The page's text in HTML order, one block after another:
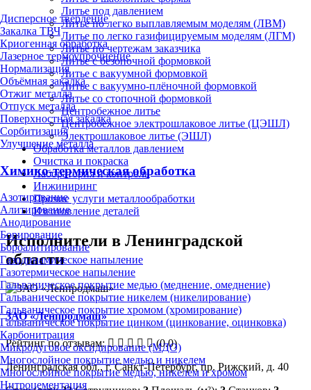
Дисперсное твердение
Закалка ТВЧ
Криогенная обработка
Лазерное термоупрочнение
Нормализация
Объёмная закалка
Отжиг металла
Отпуск металла
Поверхностная закалка
Сорбитизация
Улучшение металла
Химико-термическая обработка
Азотирование
Алитирование
Анодирование
Борирование
Бороалитирование
Газодинамическое напыление
Газотермическое напыление
Гальваническое покрытие медью (меднение, омеднение)
Гальваническое покрытие никелем (никелирование)
Гальваническое покрытие хромом (хромирование)
Гальваническое покрытие цинком (цинкование, оцинковка)
Карбонитрация
Микродуговое оксидирование (МДО)
Многослойное покрытие медью и никелем
Многослойное покрытие медью, никелем и хромом
Нитроцементация
Литье под давлением
Литье по легко выплавляемым моделям (ЛВМ)
Литье по легко газифицируемым моделям (ЛГМ)
Литье по чертежам заказчика
Литье с безопочной формовкой
Литье с вакуумной формовкой
Литье с вакуумно-плёночной формовкой
Литье со стопочной формовкой
Центробежное литье
Центробежное электрошлаковое литье (ЦЭШЛ)
Электрошлаковое литье (ЭШЛ)
Обработка металлов давлением
Очистка и покраска
Лаборатория и контроль
Инжиниринг
Прочие услуги металлообработки
Изготовление деталей
Исполнители в Ленинградской
области
ЗАО «Ленпродмаш»
Рейтинг по отзывам:
(0.0)
Ленинградская обл., г. Санкт-Петербург, пр. Рижский, д. 40